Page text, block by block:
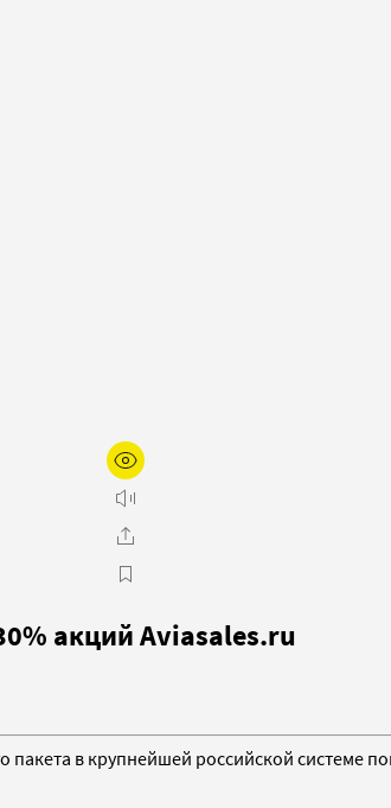
акций Aviasales.ru
в крупнейшей российской системе